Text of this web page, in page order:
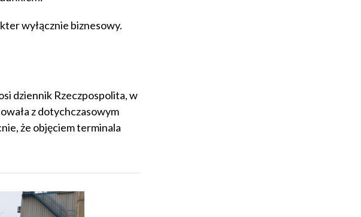
wyłącznie biznesowy.
dziennik Rzeczpospolita, w
z dotychczasowym
że objęciem terminala